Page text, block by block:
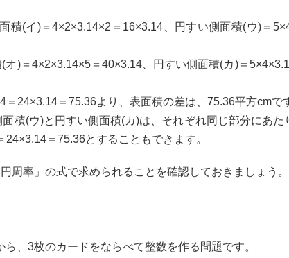
積(イ)＝4×2×3.14×2＝16×3.14、円すい側面積(ウ)＝
)＝4×2×3.14×5＝40×3.14、円すい側面積(カ)＝
24×3.14＝75.36より、表面積の差は、75.36平方cmで
積(ウ)と円すい側面積(カ)は、それぞれ同じ部分にあた
＝75.36とすることもできます。
率」の式で求められることを確認しておきましょう。
、3枚のカードをならべて整数を作る問題です。